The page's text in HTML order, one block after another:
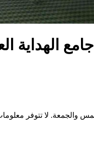
جامع الهداية